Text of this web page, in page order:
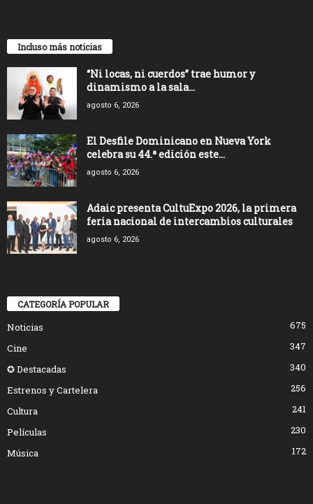
Incluso más noticias
“Ni locas, ni cuerdos” trae humor y
dinamismo a la sala...
agosto 6, 2026
El Desfile Dominicano en Nueva York
celebra su 44.ª edición este...
agosto 6, 2026
Adaic presenta CultuExpo 2026, la primera
feria nacional de intercambios culturales
agosto 6, 2026
CATEGORÍA POPULAR
Noticias
675
Cine
347
✪ Destacadas
340
Estrenos y Cartelera
256
Cultura
241
Películas
230
Música
172